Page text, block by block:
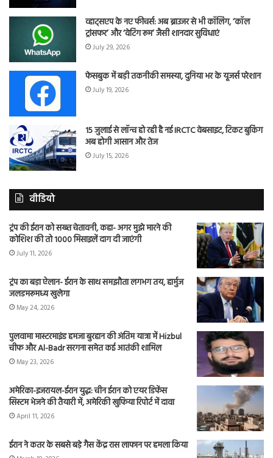
व्हाट्सएप के नए फीचर्स: अब ब्राउजर से भी कॉलिंग, ‘कॉल
ट्रांसफर’ और ‘वेटिंग रूम’ जैसी शानदार सुविधाएं
July 29, 2026
फेसबुक में बड़ी तकनीकी समस्या, दुनिया भर के यूजर्स परेशान
July 19, 2026
15 जुलाई से लॉन्च हो रही है नई IRCTC वेबसाइट, टिकट बुकिंग
अब होगी आसान और तेज
July 15, 2026
वीडियो
ट्रंप की ईरान को सख्त चेतावनी, कहा- अगर मुझे मारने की
कोशिश की तो 1000 मिसाइलें दाग दी जाएंगी
July 11, 2026
ट्रंप का बड़ा ऐलान- ईरान के साथ समझौता लगभग तय, हार्मुज
जलडमरूमध्य खुलेगा
May 24, 2026
पुलवामा मास्टरमाइंड हमजा बुरहान की अंतिम यात्रा में Hizbul
चीफ और Al-Badr सरगना समेत कई आतंकी शामिल
May 23, 2026
अमेरिका-इजरायल-ईरान युद्ध: चीन ईरान को एयर डिफेंस
सिस्टम भेजने की तैयारी में, अमेरिकी खुफिया रिपोर्ट में दावा
April 11, 2026
ईरान ने कतर के सबसे बड़े गैस केंद्र रास लाफान पर हमला किया